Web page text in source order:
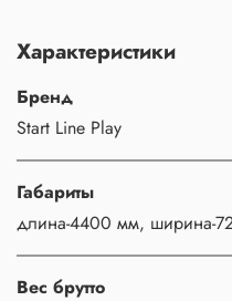
Характеристики
Бренд
Start Line Play
Габариты
длина-4400 мм, ширина-
Вес брутто